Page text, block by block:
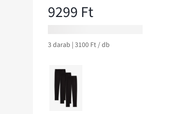
9299 Ft
3 darab | 3100 Ft / db